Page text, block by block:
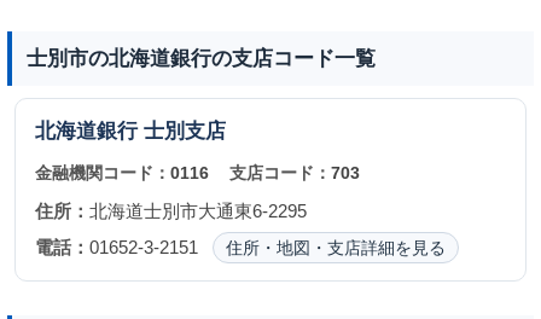
士別市の北海道銀行の支店コード一覧
北海道銀行 士別支店
金融機関コード： 0116 支店コード：703
住所： 北海道士別市大通東6-2295
電話： 01652-3-2151 住所・地図・支店詳細を見る